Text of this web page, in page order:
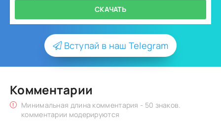
СКАЧАТЬ
Вступай в наш Telegram
Комментарии
Минимальная длина комментария - 50 знаков.
комментарии модерируются